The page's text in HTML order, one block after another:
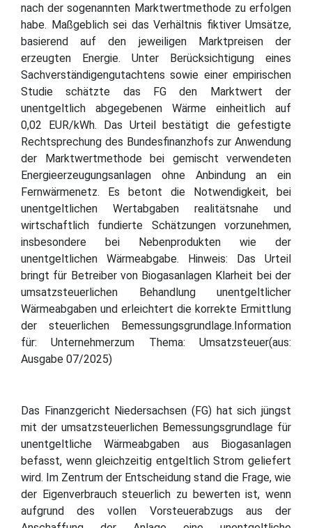
nach der sogenannten Marktwertmethode zu erfolgen
habe. Maßgeblich sei das Verhältnis fiktiver Umsätze,
basierend auf den jeweiligen Marktpreisen der
erzeugten Energie. Unter Berücksichtigung eines
Sachverständigengutachtens sowie einer empirischen
Studie schätzte das FG den Marktwert der
unentgeltlich abgegebenen Wärme einheitlich auf
0,02 EUR/kWh. Das Urteil bestätigt die gefestigte
Rechtsprechung des Bundesfinanzhofs zur Anwendung
der Marktwertmethode bei gemischt verwendeten
Energieerzeugungsanlagen ohne Anbindung an ein
Fernwärmenetz. Es betont die Notwendigkeit, bei
unentgeltlichen Wertabgaben realitätsnahe und
wirtschaftlich fundierte Schätzungen vorzunehmen,
insbesondere bei Nebenprodukten wie der
unentgeltlichen Wärmeabgabe. Hinweis: Das Urteil
bringt für Betreiber von Biogasanlagen Klarheit bei der
umsatzsteuerlichen Behandlung unentgeltlicher
Wärmeabgaben und erleichtert die korrekte Ermittlung
der steuerlichen Bemessungsgrundlage.Information
für: Unternehmerzum Thema: Umsatzsteuer(aus:
Ausgabe 07/2025)
Das Finanzgericht Niedersachsen (FG) hat sich jüngst
mit der umsatzsteuerlichen Bemessungsgrundlage für
unentgeltliche Wärmeabgaben aus Biogasanlagen
befasst, wenn gleichzeitig entgeltlich Strom geliefert
wird. Im Zentrum der Entscheidung stand die Frage, wie
der Eigenverbrauch steuerlich zu bewerten ist, wenn
aufgrund des vollen Vorsteuerabzugs aus der